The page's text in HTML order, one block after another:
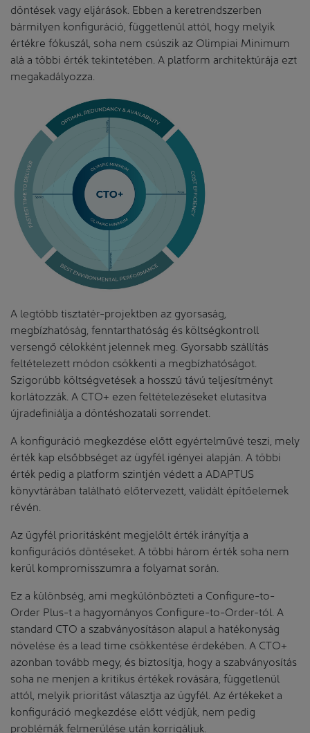
döntések vagy eljárások. Ebben a keretrendszerben
bármilyen konfiguráció, függetlenül attól, hogy melyik
értékre fókuszál, soha nem csúszik az Olimpiai Minimum
alá a többi érték tekintetében. A platform architektúrája ezt
megakadályozza.
A legtöbb tisztatér-projektben az gyorsaság,
megbízhatóság, fenntarthatóság és költségkontroll
versengő célokként jelennek meg. Gyorsabb szállítás
feltételezett módon csökkenti a megbízhatóságot.
Szigorúbb költségvetések a hosszú távú teljesítményt
korlátozzák. A CTO+ ezen feltételezéseket elutasítva
újradefiniálja a döntéshozatali sorrendet.
A konfiguráció megkezdése előtt egyértelművé teszi, mely
érték kap elsőbbséget az ügyfél igényei alapján. A többi
érték pedig a platform szintjén védett a ADAPTUS
könyvtárában található előtervezett, validált építőelemek
révén.
Az ügyfél prioritásként megjelölt érték irányítja a
konfigurációs döntéseket. A többi három érték soha nem
kerül kompromisszumra a folyamat során.
Ez a különbség, ami megkülönbözteti a Configure-to-
Order Plus-t a hagyományos Configure-to-Order-tól. A
standard CTO a szabványosításon alapul a hatékonyság
növelése és a lead time csökkentése érdekében. A CTO+
azonban tovább megy, és biztosítja, hogy a szabványosítás
soha ne menjen a kritikus értékek rovására, függetlenül
attól, melyik prioritást választja az ügyfél. Az értékeket a
konfiguráció megkezdése előtt védjük, nem pedig
problémák felmerülése után korrigáljuk.